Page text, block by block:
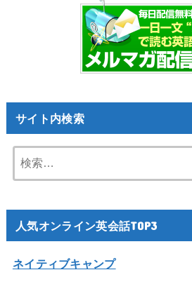
サイト内検索
索:
人気オンライン英会話TOP3
ネイティブキャンプ